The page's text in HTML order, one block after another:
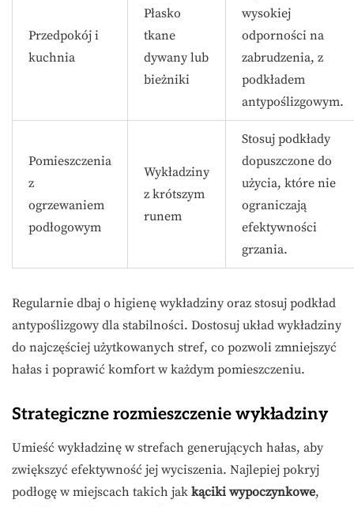
Przedpokój i
kuchnia
Płasko
tkane
dywany lub
bieżniki
wysokiej
odporności na
zabrudzenia, z
podkładem
antypoślizgowym.
Pomieszczenia
z
ogrzewaniem
podłogowym
Wykładziny
z krótszym
runem
Stosuj podkłady
dopuszczone do
użycia, które nie
ograniczają
efektywności
grzania.
Regularnie dbaj o higienę wykładziny oraz stosuj podkład
antypoślizgowy dla stabilności. Dostosuj układ wykładziny
do najczęściej użytkowanych stref, co pozwoli zmniejszyć
hałas i poprawić komfort w każdym pomieszczeniu.
Strategiczne rozmieszczenie wykładziny
Umieść wykładzinę w strefach generujących hałas, aby
zwiększyć efektywność jej wyciszenia. Najlepiej pokryj
podłogę w miejscach takich jak kąciki wypoczynkowe,